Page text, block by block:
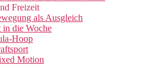
Freizeit
als Ausgleich
in die Woche
Hoop
Motion